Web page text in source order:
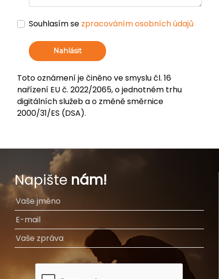
Souhlasím se zpracováním osobních údajů
Nahlásit
Toto oznámení je činěno ve smyslu čl. 16
nařízení EU č. 2022/2065, o jednotném trhu
digitálních služeb a o změně směrnice
2000/31/ES (DSA).
Napište nám!